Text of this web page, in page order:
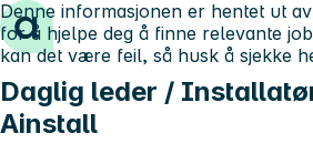
Hopp til innhold
Daglig leder /
Ainstall
Denne informasjonen er hentet ut
for å hjelpe deg å finne relevante
kan det være feil, så husk å sjekke